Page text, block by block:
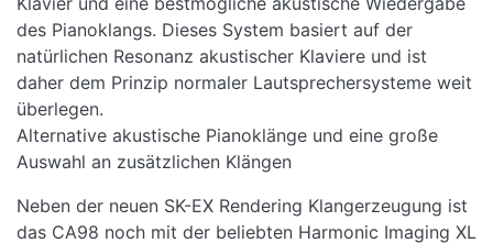
des Pianoklangs. Dieses System basiert auf der
natürlichen Resonanz akustischer Klaviere und ist
daher dem Prinzip normaler Lautsprechersysteme weit
überlegen.
Alternative akustische Pianoklänge und eine große
Auswahl an zusätzlichen Klängen
Neben der neuen SK-EX Rendering Klangerzeugung ist
das CA98 noch mit der beliebten Harmonic Imaging XL